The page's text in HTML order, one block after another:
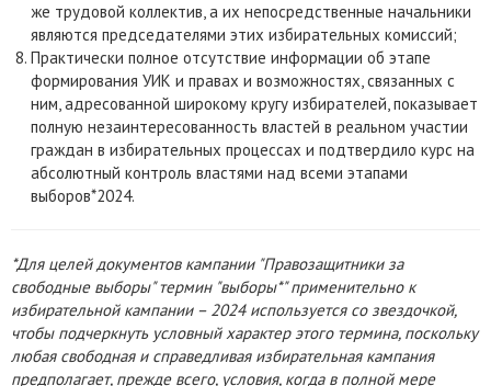
же трудовой коллектив, а их непосредственные начальники
являются председателями этих избирательных комиссий;
Практически полное отсутствие информации об этапе
формирования УИК и правах и возможностях, связанных с
ним, адресованной широкому кругу избирателей, показывает
полную незаинтересованность властей в реальном участии
граждан в избирательных процессах и подтвердило курс на
абсолютный контроль властями над всеми этапами
выборов*2024.
*Для целей документов кампании "Правозащитники за
свободные выборы" термин "выборы*" применительно к
избирательной кампании – 2024 используется со звездочкой,
чтобы подчеркнуть условный характер этого термина, поскольку
любая свободная и справедливая избирательная кампания
предполагает, прежде всего, условия, когда в полной мере